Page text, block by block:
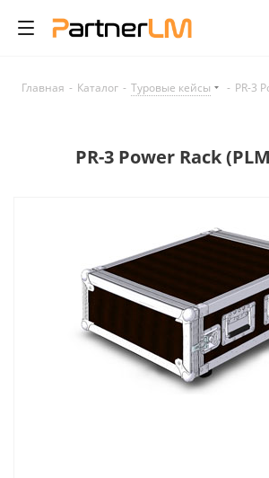
Главная - Каталог - Туровые кейсы - PR-3
PR-3 Power Rack